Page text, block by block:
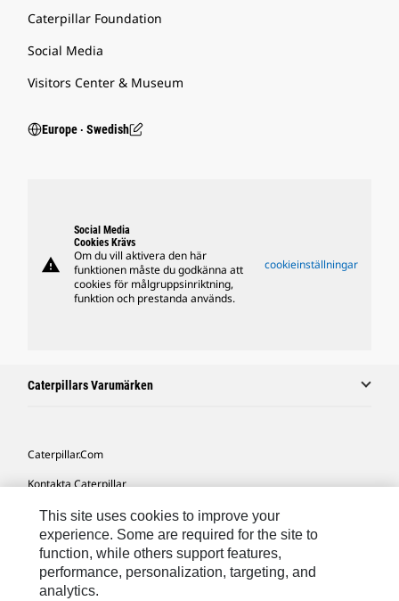
Caterpillar Foundation
Social Media
Visitors Center & Museum
Europe ‧ Swedish
warning
Social Media
Cookies Krävs
Om du vill aktivera den här
funktionen måste du godkänna att
cookies för målgruppsinriktning,
funktion och prestanda används.
cookieinställningar
Caterpillars Varumärken
Caterpillar.com
Kontakta Caterpillar
Mina Marknadsföringspreferenser
Platskarta
Cookie Settings
This site uses cookies to improve your
experience. Some are required for the site to
function, while others support features,
performance, personalization, targeting, and
analytics.